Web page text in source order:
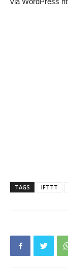
TAGS IFTTT